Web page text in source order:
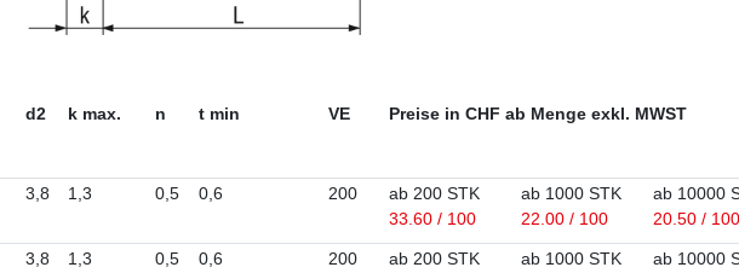
d2 k max. n t min VE Preise in CHF ab Menge exkl. MWST
3,8 1,3 0,5 0,6 200
ab 200 STK
33.60 / 100
ab 1000 STK
22.00 / 100
ab 10000
20.50 / 100
3,8 1,3 0,5 0,6 200
ab 200 STK
ab 1000 STK
ab 10000